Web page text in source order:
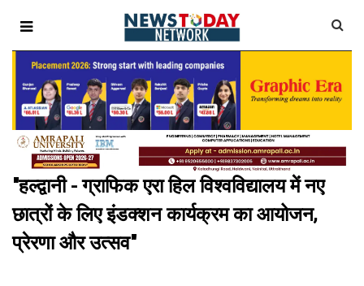
"हल्द्वानी - ग्राफिक एरा हिल विश्वविद्यालय में नए
छात्रों के लिए इंडक्शन कार्यक्रम का आयोजन,
प्रेरणा और उत्सव"